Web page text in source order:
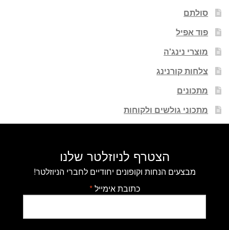
סולתם
פוד אפיל
מוצרי נינג'ה
צלחות קורנינג
מתכונים
מתכוני גולשים ולקוחות
הצטרף לניוזלטר שלנו
מבצעים הנחות וקופונים יחודיים לחברי הניוזלטר!
כתובת אימייל*